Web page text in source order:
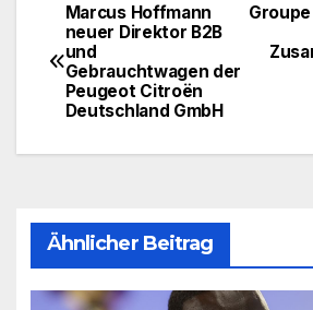
Marcus Hoffmann
neuer Direktor B2B
und
Gebrauchtwagen der
Peugeot Citroën
Deutschland GmbH
Ähnlicher Beitrag